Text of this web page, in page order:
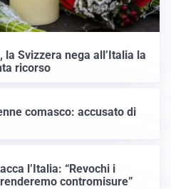
Svizzera nega all’Italia la
ricorso
comasco: accusato di
l’Italia: “Revochi i
contromisure”